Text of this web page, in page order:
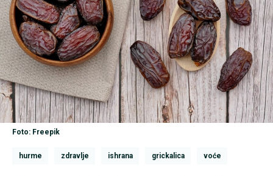
Foto: Freepik
hurme zdravlje ishrana grickalica voće